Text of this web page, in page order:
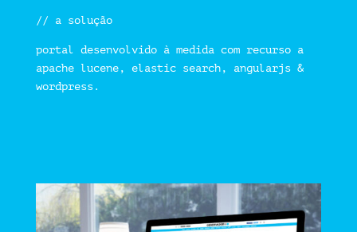
// a solução
portal desenvolvido à medida com recurso a
apache lucene, elastic search, angularjs &
wordpress.